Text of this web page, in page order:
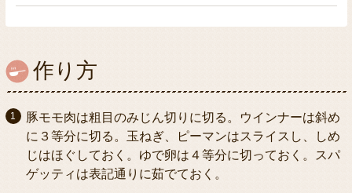
作り方
豚モモ肉は粗目のみじん切りに切る。ウインナーは斜め
に３等分に切る。玉ねぎ、ピーマンはスライスし、しめ
じはほぐしておく。ゆで卵は４等分に切っておく。スパ
ゲッティは表記通りに茹でておく。